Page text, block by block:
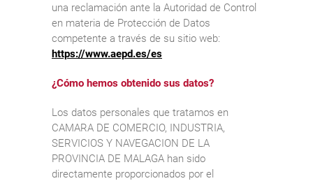
una reclamación ante la Autoridad de Control
en materia de Protección de Datos
competente a través de su sitio web:
https://www.aepd.es/es
¿Cómo hemos obtenido sus datos?
Los datos personales que tratamos en
CAMARA DE COMERCIO, INDUSTRIA,
SERVICIOS Y NAVEGACION DE LA
PROVINCIA DE MALAGA han sido
directamente proporcionados por el